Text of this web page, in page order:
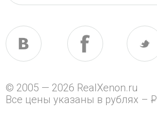
© 2005 — 2026 RealXenon.ru
Все цены указаны в рублях –P